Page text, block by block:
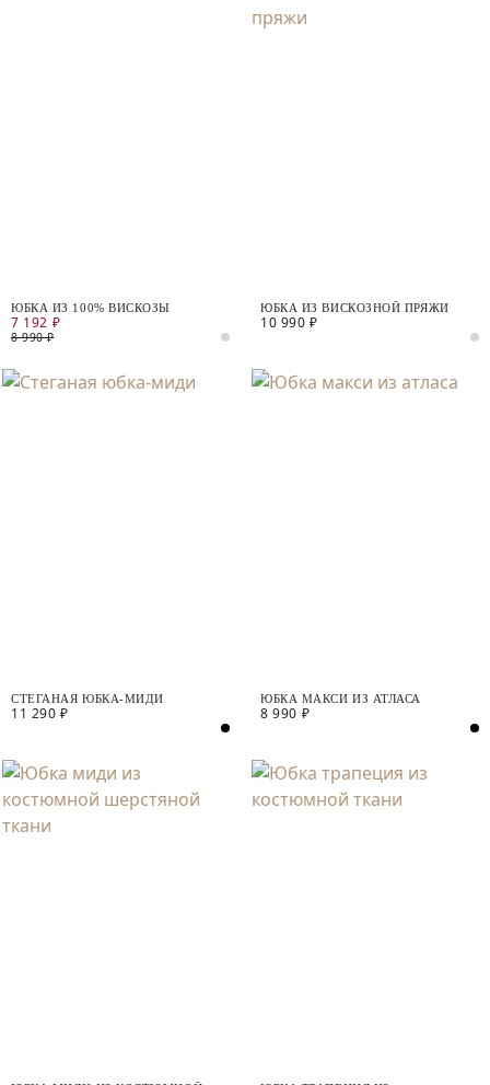
ЮБКА ИЗ 100% ВИСКОЗЫ
7 192 ₽
8 990 ₽
ЮБКА ИЗ ВИСКОЗНОЙ ПРЯЖИ
10 990 ₽
СТЕГАНАЯ ЮБКА-МИДИ
11 290 ₽
ЮБКА МАКСИ ИЗ АТЛАСА
8 990 ₽